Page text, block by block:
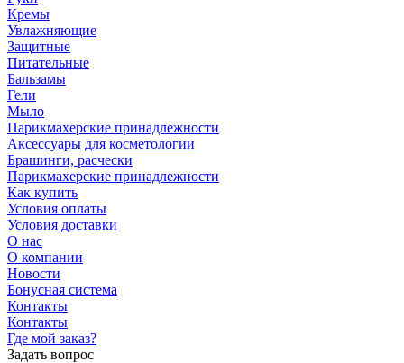
Кремы
Увлажняющие
Защитные
Питательные
Бальзамы
Гели
Мыло
Парикмахерские принадлежности
Аксессуары для косметологии
Брашинги, расчески
Парикмахерские принадлежности
Как купить
Условия оплаты
Условия доставки
О нас
О компании
Новости
Бонусная система
Контакты
Контакты
Где мой заказ?
Задать вопрос